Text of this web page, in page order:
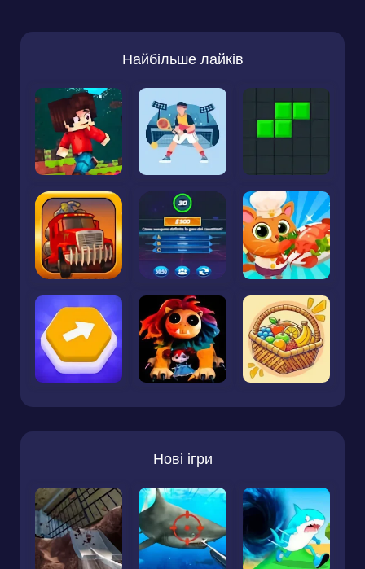
Найбільше лайків
Нові ігри